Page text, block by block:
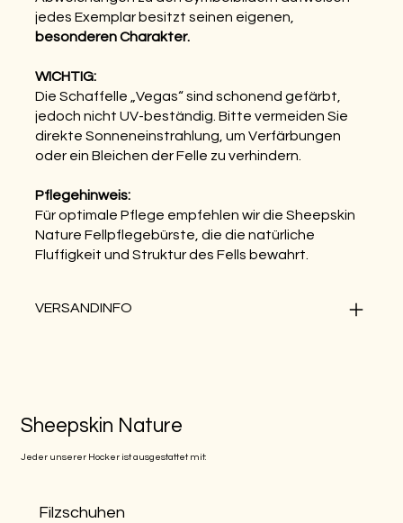
jedes Exemplar besitzt seinen eigenen,
besonderen Charakter.
WICHTIG:
Die Schaffelle „Vegas“ sind schonend gefärbt,
jedoch nicht UV-beständig. Bitte vermeiden Sie
direkte Sonneneinstrahlung, um Verfärbungen
oder ein Bleichen der Felle zu verhindern.
Pflegehinweis:
Für optimale Pflege empfehlen wir die Sheepskin
Nature Fellpflegebürste, die die natürliche
Fluffigkeit und Struktur des Fells bewahrt.
VERSANDINFO
Sheepskin Nature
Jeder unserer Hocker ist ausgestattet mit:
Filzschuhen